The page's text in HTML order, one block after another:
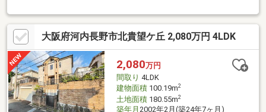
ース１台分あり ◇間口約８．９ｍございます◇サンエー 大美野
店まで約３００ｍとお買物に便利です◇セブン-イレブン堺出雲大
社前店まで約１８０ｍと急なお買物にも便利です
大阪府河内長野市北貴望ケ丘 2,080万円 4LDK
2,080万円
間取り 4LDK
建物面積100.19m2
土地面積180.55m2
築年月 2002年2月(築24年7ヶ月)